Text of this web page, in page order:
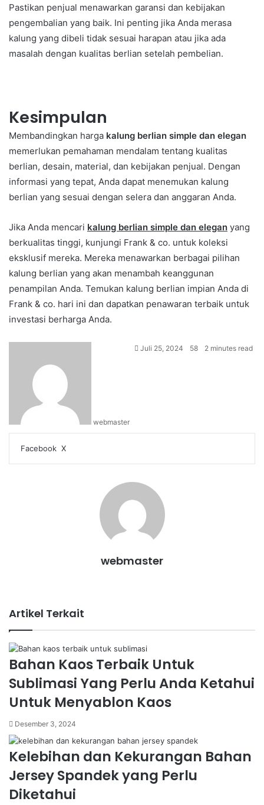
Pastikan penjual menawarkan garansi dan kebijakan
pengembalian yang baik. Ini penting jika Anda merasa
kalung yang dibeli tidak sesuai harapan atau jika ada
masalah dengan kualitas berlian setelah pembelian.
Kesimpulan
Membandingkan harga kalung berlian simple dan elegan
memerlukan pemahaman mendalam tentang kualitas
berlian, desain, material, dan kebijakan penjual. Dengan
informasi yang tepat, Anda dapat menemukan kalung
berlian yang sesuai dengan selera dan anggaran Anda.
Jika Anda mencari kalung berlian simple dan elegan yang
berkualitas tinggi, kunjungi Frank & co. untuk koleksi
eksklusif mereka. Mereka menawarkan berbagai pilihan
kalung berlian yang akan menambah keanggunan
penampilan Anda. Temukan kalung berlian impian Anda di
Frank & co. hari ini dan dapatkan penawaran terbaik untuk
investasi berharga Anda.
webmaster
Juli 25, 2024 58 2 minutes read
Facebook X
webmaster
Artikel Terkait
Bahan Kaos Terbaik Untuk
Sublimasi Yang Perlu Anda Ketahui
Untuk Menyablon Kaos
Desember 3, 2024
Kelebihan dan Kekurangan Bahan
Jersey Spandek yang Perlu
Diketahui